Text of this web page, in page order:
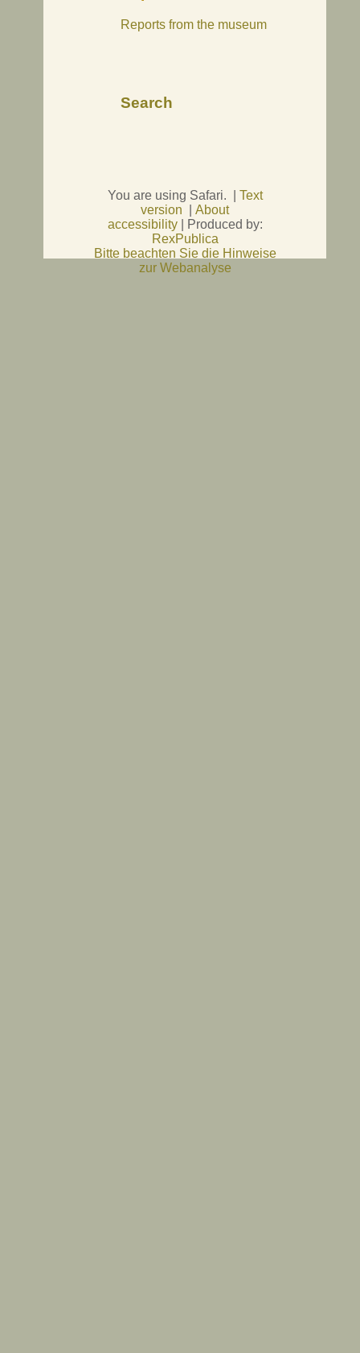
Reports from the museum
Search
You are using Safari. | Text
version |About
accessibility| Produced by:
RexPublica
Bitte beachten Sie die Hinweise
zur Webanalyse